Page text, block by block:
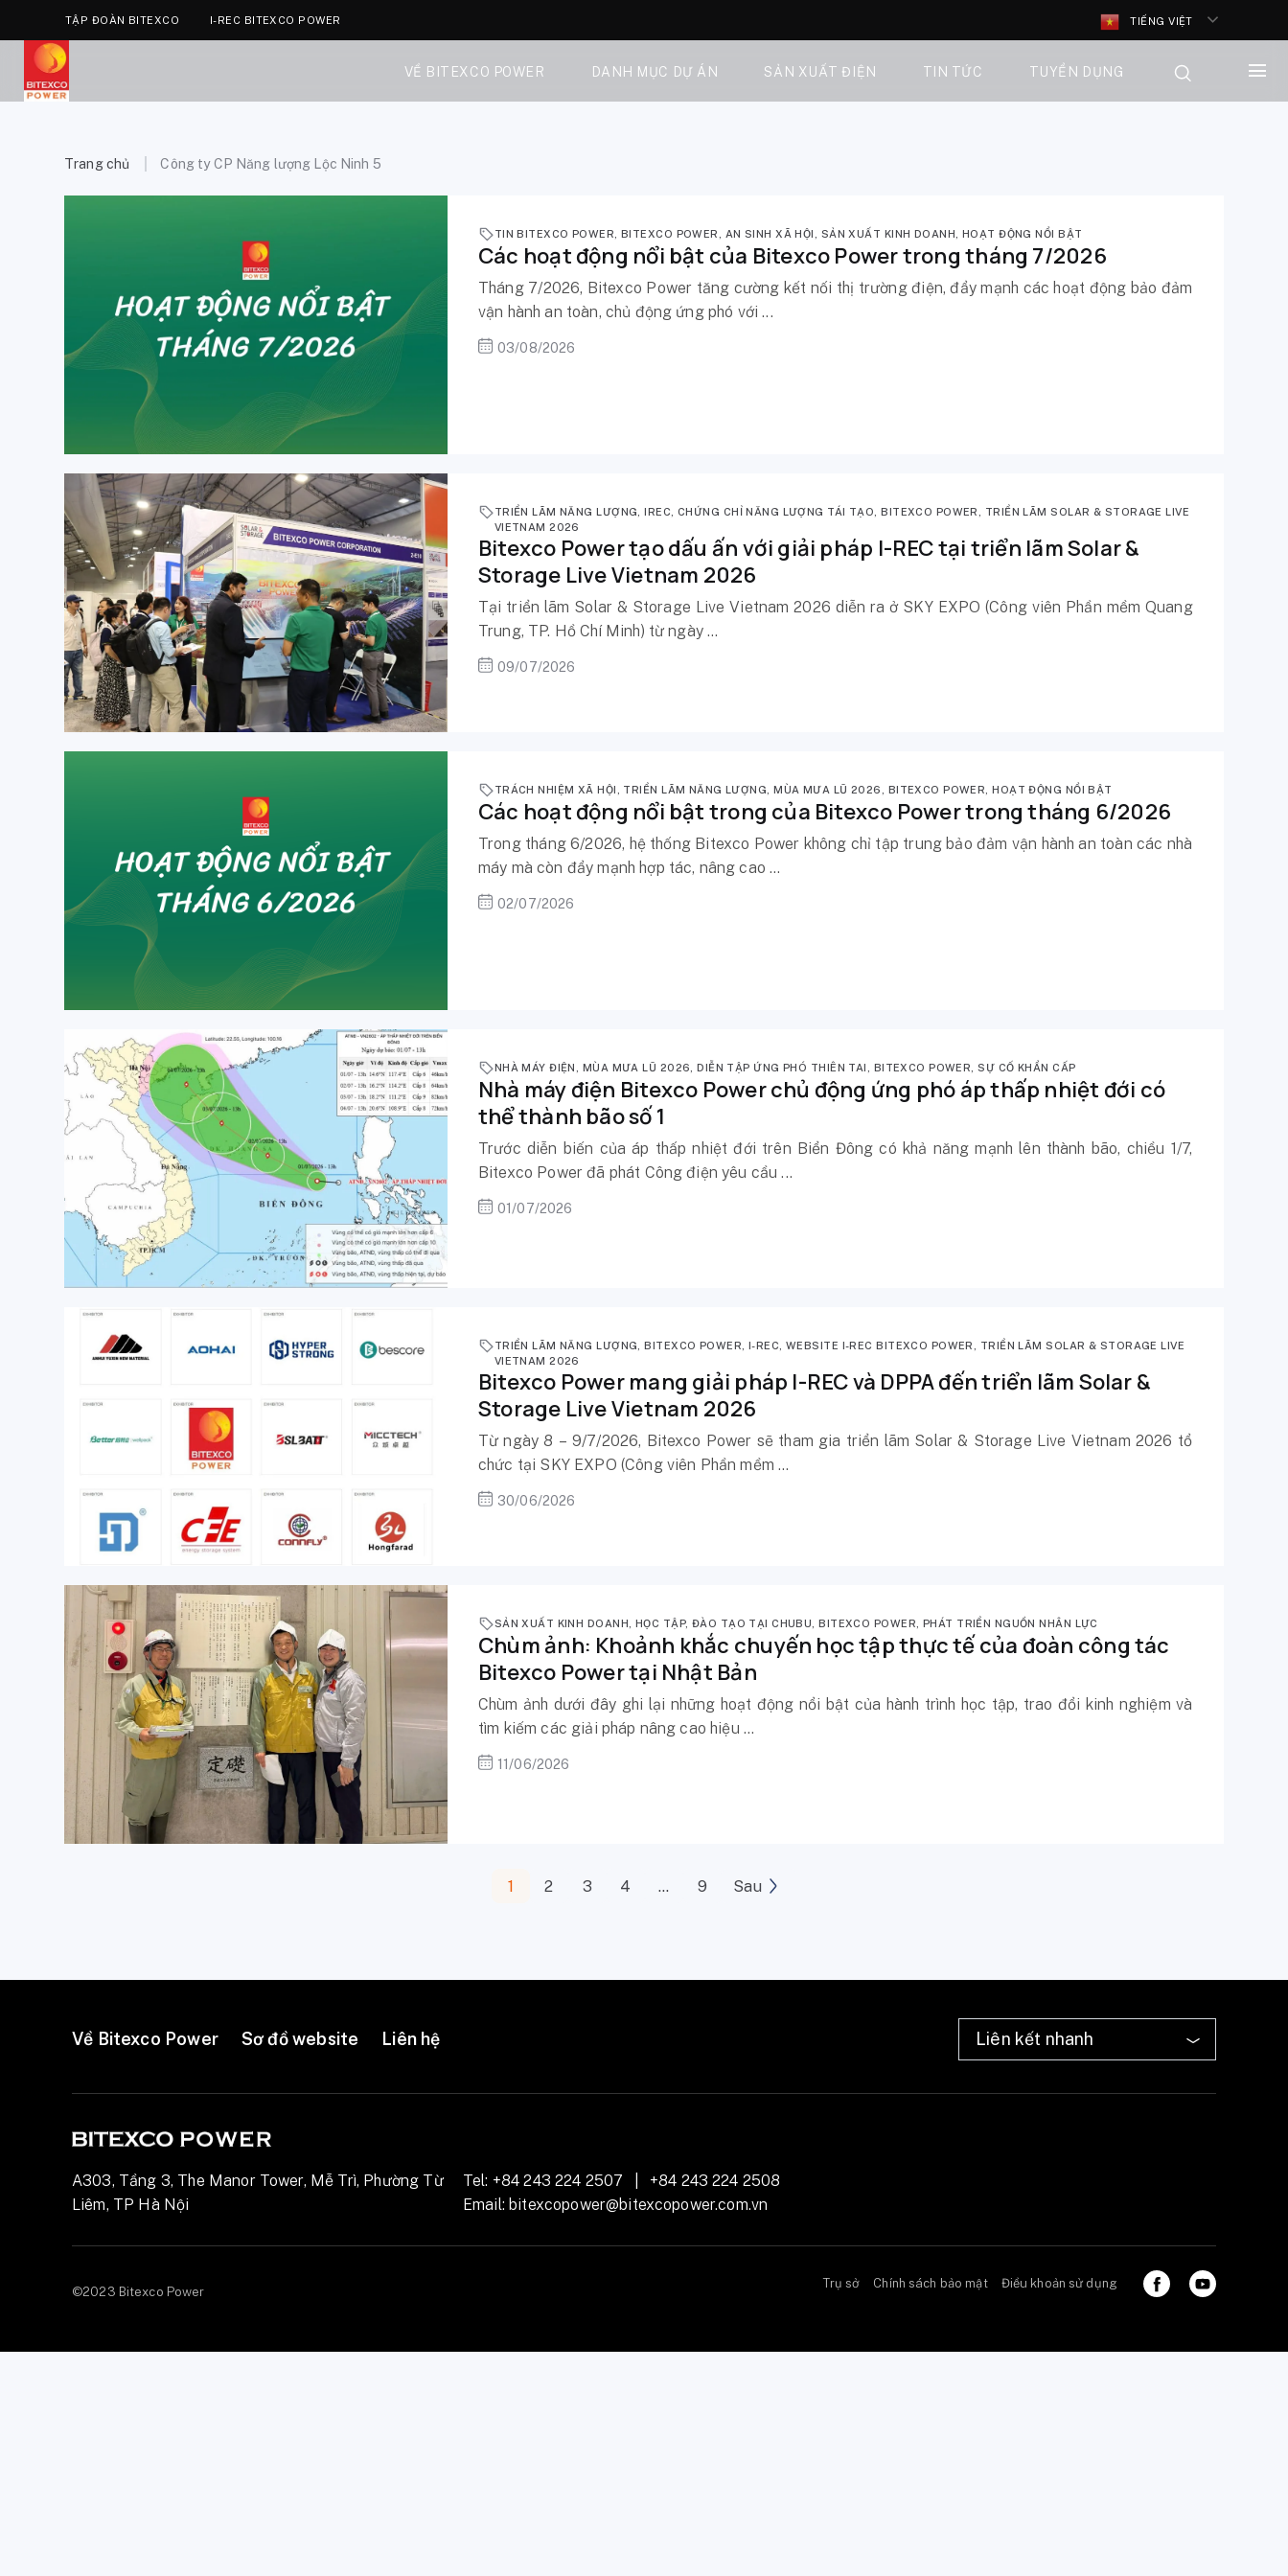
TẬP ĐOÀN BITEXCO I-REC BITEXCO POWER TIẾNG VIỆT
VỀ BITEXCO POWER DANH MỤC DỰ ÁN SẢN XUẤT ĐIỆN TIN TỨC TUYỂN DỤNG
Trang chủ Công ty CP Năng lượng Lộc Ninh 5
TIN BITEXCO POWER BITEXCO POWER AN SINH XÃ HỘI SẢN XUẤT KINH DOANH HOẠT ĐỘNG NỔI BẬT
Các hoạt động nổi bật của Bitexco Power trong tháng 7/2026
Tháng 7/2026, Bitexco Power tăng cường kết nối thị trường điện, đẩy mạnh các hoạt động bảo đảm
vận hành an toàn, chủ động ứng phó với ...
03/08/2026
TRIỂN LÃM NĂNG LƯỢNG ,IREC CHỨNG CHỈ NĂNG LƯỢNG TÁI TẠO ,BITEXCO POWER
TRIỂN LÃM SOLAR & STORAGE LIVE
VIETNAM 2026
Bitexco Power tạo dấu ấn với giải pháp I-REC tại triển lãm Solar &
Storage Live Vietnam 2026
Tại triển lãm Solar & Storage Live Vietnam 2026 diễn ra ở SKY EXPO (Công viên Phần mềm Quang
Trung, TP. Hồ Chí Minh) từ ngày ...
09/07/2026
TRÁCH NHIỆM XÃ HỘI TRIỂN LÃM NĂNG LƯỢNG ,MÙA MƯA LŨ 2026 BITEXCO POWER ,HOẠT ĐỘNG NỔI BẬT
Các hoạt động nổi bật trong của Bitexco Power trong tháng 6/2026
Trong tháng 6/2026, hệ thống Bitexco Power không chỉ tập trung bảo đảm vận hành an toàn các nhà
máy mà còn đẩy mạnh hợp tác, nâng cao ...
02/07/2026
NHÀ MÁY ĐIỆN MÙA MƯA LŨ 2026 ,DIỄN TẬP ỨNG PHÓ THIÊN TAI BITEXCO POWER ,SỰ CỐ KHẨN CẤP
Nhà máy điện Bitexco Power chủ động ứng phó áp thấp nhiệt đới có
thể thành bão số 1
Trước diễn biến của áp thấp nhiệt đới trên Biển Đông có khả năng mạnh lên thành bão, chiều 1/7,
Bitexco Power đã phát Công điện yêu cầu ...
01/07/2026
TRIỂN LÃM NĂNG LƯỢNG ,BITEXCO POWER I-REC ,WEBSITE I-REC BITEXCO POWER
TRIỂN LÃM SOLAR & STORAGE LIVE
VIETNAM 2026
Bitexco Power mang giải pháp I-REC và DPPA đến triển lãm Solar &
Storage Live Vietnam 2026
Từ ngày 8 – 9/7/2026, Bitexco Power sẽ tham gia triển lãm Solar & Storage Live Vietnam 2026 tổ
chức tại SKY EXPO (Công viên Phần mềm ...
30/06/2026
SẢN XUẤT KINH DOANH HỌC TẬP, ĐÀO TẠO TẠI CHUBU ,BITEXCO POWER PHÁT TRIỂN NGUỒN NHÂN LỰC
Chùm ảnh: Khoảnh khắc chuyến học tập thực tế của đoàn công tác
Bitexco Power tại Nhật Bản
Chùm ảnh dưới đây ghi lại những hoạt động nổi bật của hành trình học tập, trao đổi kinh nghiệm và
tìm kiếm các giải pháp nâng cao hiệu ...
11/06/2026
1 2 3 4 … 9 Sau
Về Bitexco Power Sơ đồ website Liên hệ
A303, Tầng 3, The Manor Tower, Mễ Trì, Phường Từ
Liêm, TP Hà Nội
Tel: +84 243 224 2507
+84 243 224 2508
Email: bitexcopower@bitexcopower.com.vn
©2023 Bitexco Power
Trụ sở Chính sách bảo mật Điều khoản sử dụng